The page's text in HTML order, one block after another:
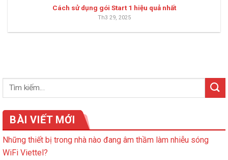
Cách sử dụng gói Start 1 hiệu quả nhất
Th3 29, 2025
BÀI VIẾT MỚI
Những thiết bị trong nhà nào đang âm thầm làm nhiễu sóng
WiFi Viettel?